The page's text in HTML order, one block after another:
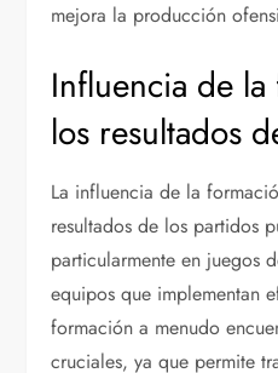
mejora la producción
Influencia de
los resultados
La influencia de la
resultados de los partidos
particularmente en juegos
equipos que implementan
formación a menudo
cruciales, ya que permite